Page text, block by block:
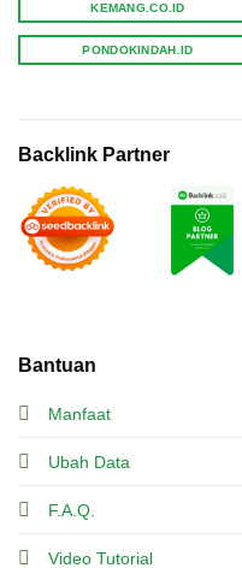
Bantuan
Manfaat
Ubah Data
F.A.Q.
Video Tutorial
KEMANG.CO.ID
PONDOKINDAH.ID
Backlink Partner